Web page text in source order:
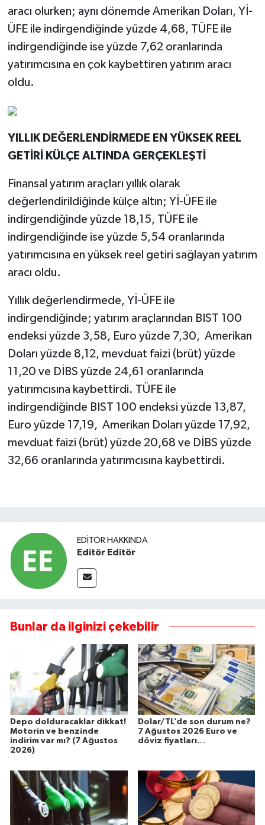
aracı olurken; aynı dönemde Amerikan Doları, Yİ-
ÜFE ile indirgendiğinde yüzde 4,68, TÜFE ile
indirgendiğinde ise yüzde 7,62 oranlarında
yatırımcısına en çok kaybettiren yatırım aracı
oldu.
YILLIK DEĞERLENDİRMEDE EN YÜKSEK REEL
GETİRİ KÜLÇE ALTINDA GERÇEKLEŞTİ
Finansal yatırım araçları yıllık olarak
değerlendirildiğinde külçe altın; Yİ-ÜFE ile
indirgendiğinde yüzde 18,15, TÜFE ile
indirgendiğinde ise yüzde 5,54 oranlarında
yatırımcısına en yüksek reel getiri sağlayan yatırım
aracı oldu.
Yıllık değerlendirmede, Yİ-ÜFE ile
indirgendiğinde; yatırım araçlarından BIST 100
endeksi yüzde 3,58, Euro yüzde 7,30, Amerikan
Doları yüzde 8,12, mevduat faizi (brüt) yüzde
11,20 ve DİBS yüzde 24,61 oranlarında
yatırımcısına kaybettirdi. TÜFE ile
indirgendiğinde BIST 100 endeksi yüzde 13,87,
Euro yüzde 17,19, Amerikan Doları yüzde 17,92,
mevduat faizi (brüt) yüzde 20,68 ve DİBS yüzde
32,66 oranlarında yatırımcısına kaybettirdi.
EDITÖR HAKKINDA
Editör Editör
Bunlar da ilginizi çekebilir
Depo dolduracaklar dikkat!
Motorin ve benzinde
indirim var mı? (7 Ağustos
2026)
Dolar/TL’de son durum ne?
7 Ağustos 2026 Euro ve
döviz fiyatları…